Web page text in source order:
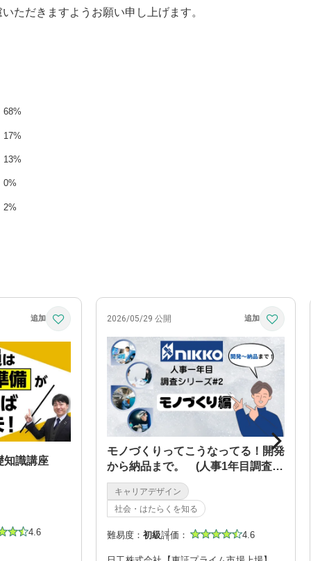
ただきますようお願い申し上げます。
68%
17%
13%
0%
2%
知識講座
4.6
2026/05/29 公開
モノづくりってこうなってる！開発
から納品まで。 (人事1年目調査シ
リーズ#2)
キャリアデザイン
社会・はたらくを知る
難易度： 初級評価： 4.6